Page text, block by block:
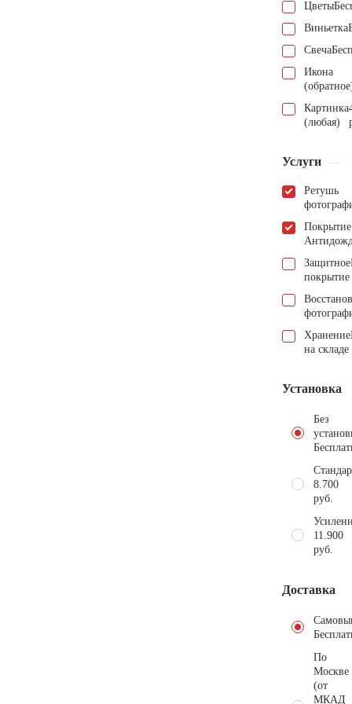
Цветы
Виньетка
Свеча
Икона
Картинка
(любая)
Услуги
Ретушь
Покрытие
Защитное
покрытие
Хранение
на складе
Установка
Без
8.700
руб.
11.900
руб.
Доставка
По
Москве
(от
МКАД